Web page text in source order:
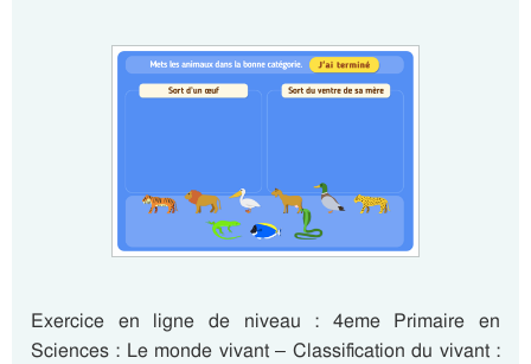
Exercice en ligne de niveau : 4eme Primaire en
Sciences : Le monde vivant – Classification du vivant :